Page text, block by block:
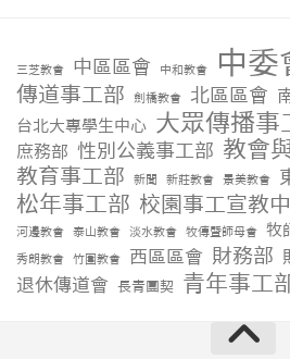
三芝教會 中區區會 中和教會 中委
傳道事工部 劍橋教會 北區區會
台北大專學生中心 大眾傳播事
庶務部 性別公義事工部 教會
教育事工部 新聞 新莊教會 景美教會
松年事工部 校園事工宣教
河邊教會 泰山教會 淡水教會 牧傳暨師母會 牧
秀朗教會 竹圍教會 西區區會 財務部
退休傳道會 長青團契 青年事工